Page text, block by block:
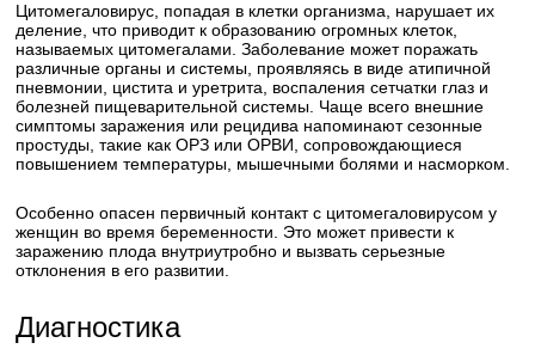
Цитомегаловирус, попадая в клетки организма, нарушает их
деление, что приводит к образованию огромных клеток,
называемых цитомегалами. Заболевание может поражать
различные органы и системы, проявляясь в виде атипичной
пневмонии, цистита и уретрита, воспаления сетчатки глаз и
болезней пищеварительной системы. Чаще всего внешние
симптомы заражения или рецидива напоминают сезонные
простуды, такие как ОРЗ или ОРВИ, сопровождающиеся
повышением температуры, мышечными болями и насморком.
Особенно опасен первичный контакт с цитомегаловирусом у
женщин во время беременности. Это может привести к
заражению плода внутриутробно и вызвать серьезные
отклонения в его развитии.
Диагностика